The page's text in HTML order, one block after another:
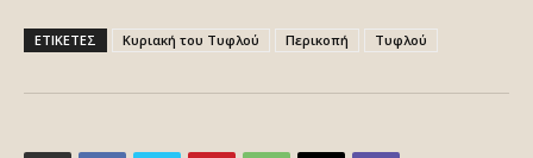
ΕΤΙΚΕΤΕΣ Κυριακή του Τυφλού Περικοπή Τυφλού